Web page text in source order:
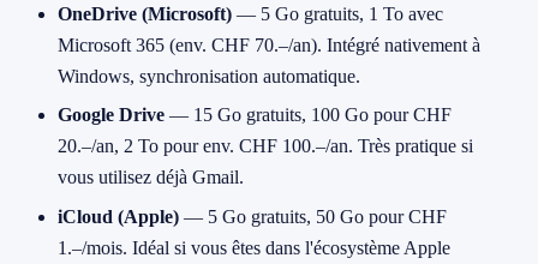
OneDrive (Microsoft) — 5 Go gratuits, 1 To avec
Microsoft 365 (env. CHF 70.–/an). Intégré nativement à
Windows, synchronisation automatique.
Google Drive — 15 Go gratuits, 100 Go pour CHF
20.–/an, 2 To pour env. CHF 100.–/an. Très pratique si
vous utilisez déjà Gmail.
iCloud (Apple) — 5 Go gratuits, 50 Go pour CHF
1.–/mois. Idéal si vous êtes dans l'écosystème Apple